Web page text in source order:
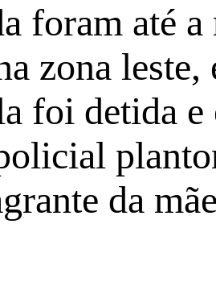
foram até
zona
foi detida e
da